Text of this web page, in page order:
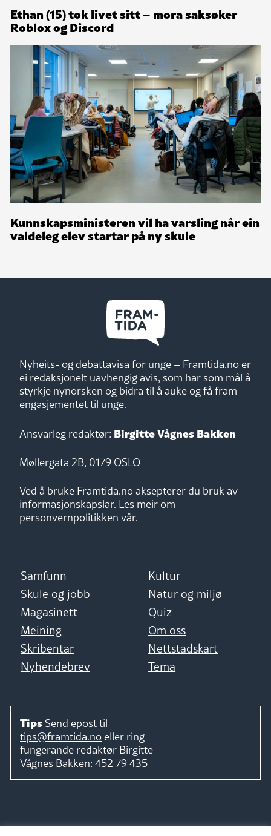
Ethan (15) tok livet sitt – mora saksøker
Roblox og Discord
Kunnskapsministeren vil ha varsling når ein
valdeleg elev startar på ny skule
Nyheits- og debattavisa for unge – Framtida.no er
ei redaksjonelt uavhengig avis, som har som mål å
styrkje nynorsken og bidra til å auke og få fram
engasjementet til unge.
Ansvarleg redaktør: Birgitte Vågnes Bakken
Møllergata 2B, 0179 OSLO
Ved å bruke Framtida.no aksepterer du bruk av
informasjonskapslar. Les meir om
personvernpolitikken vår.
Samfunn
Kultur
Skule og jobb
Natur og miljø
Magasinett
Quiz
Meining
Om oss
Skribentar
Nettstadskart
Nyhendebrev
Tema
Tips Send epost til
tips@framtida.no eller ring
fungerande redaktør Birgitte
Vågnes Bakken: 452 79 435